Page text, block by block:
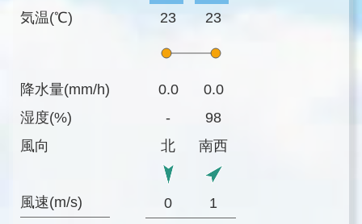
気温(℃)
降水量(mm/h)
湿度(%)
風向
風速(m/s)
23 23
0.0
0.0
-
98
北
南西
0 1